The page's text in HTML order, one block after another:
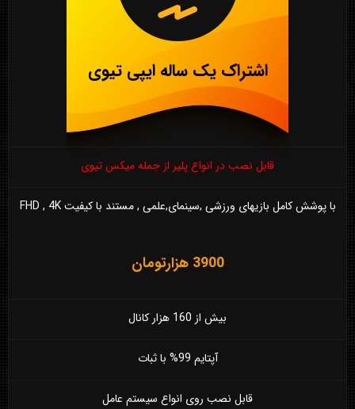
اشتراک یک ساله ایپی تیوی
قابل نصب در انواع پلیر از جمله میکس تیوی
با پوشش کامل بازیهای ورزشی ,سینمای,علمی , مستند با کیفیت FHD , 4K
3900 هزارتومان
بیش از 160 هزار کانال
آپتایم 99% با ثبات
قابل نصب روی انواع سیستم عامل